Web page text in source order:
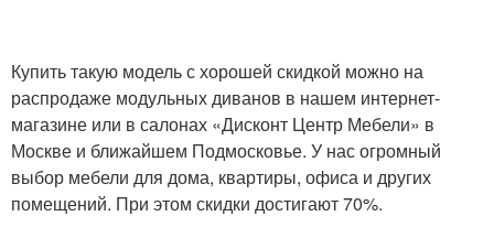
Купить такую модель с хорошей скидкой можно на
распродаже модульных диванов в нашем интернет-
магазине или в салонах «Дисконт Центр Мебели» в
Москве и ближайшем Подмосковье. У нас огромный
выбор мебели для дома, квартиры, офиса и других
помещений. При этом скидки достигают 70%.